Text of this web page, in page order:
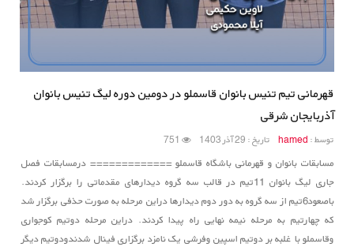
قهرمانی تیم تنیس بانوان قاسملو در دومین دوره لیگ تنیس بانوان
آذربایجان شرقی
توسط : hamed تاریخ : 29 آذر 1403
مسابقات بانوان و قهرمانی باشگاه قاسملو ============= درمسابقات فصل
جاری لیگ بانوان 11تیم در قالب سه گروه دیدارهای مقدماتی را برگزار کردند.
باصعود6تیم از سه گروه به دور دوم دیدارها دراین مرحله به صورت حذفی برگزار شد
که چهارتیم به مرحله نیمه نهایی راه پیدا کردند. دراین مرحله دوتیم کوجواری
وقاسملو با غلبه بر دوتیم اسپین وفرشی یک نامزد برگزاری فینال شدندودوتیم دیگر